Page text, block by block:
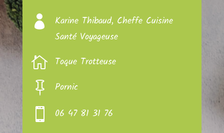

Karine Thibaud, Cheffe Cuisine
Santé Voyageuse
 Toque Trotteuse
 Pornic
 06 47 81 31 76